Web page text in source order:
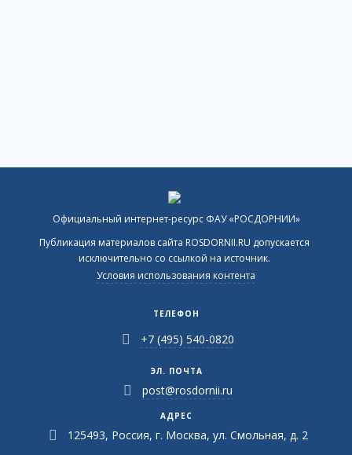
Официальный интернет-ресурс ФАУ «РОСДОРНИИ»
Публикация материалов сайта ROSDORNII.RU допускается
исключительно со ссылкой на источник.
Условия использования контента
ТЕЛЕФОН
+7 (495) 540-0820
ЭЛ. ПОЧТА
post@rosdornii.ru
АДРЕС
125493, Россия, г. Москва, ул. Смольная, д. 2